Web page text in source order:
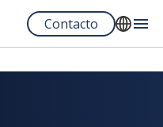
Contacto
English